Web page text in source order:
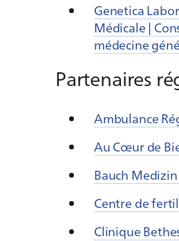
Genetica
Médicale |
médecine
Partenaires
Ambulance
Au Cœur de
Bauch
Centre de
Clinique